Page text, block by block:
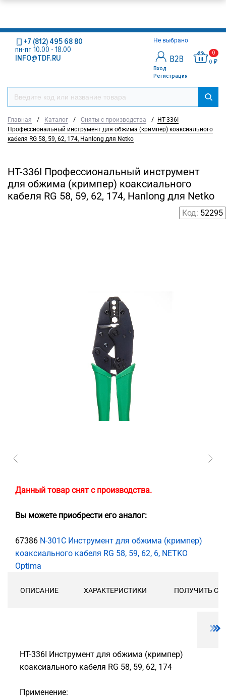
Не выбрано
Вход
Регистрация
0
0 ₽
+7 (812) 495 68 80
пн-пт 10.00 - 18.00
INFO@TDF.RU
Главная / Каталог / Сняты с производства /
HT-336I
Профессиональный инструмент для обжима (кримпер) коаксиального
кабеля RG 58, 59, 62, 174, Hanlong для Netko
HT-336I Профессиональный инструмент
для обжима (кримпер) коаксиального
кабеля RG 58, 59, 62, 174, Hanlong для Netko
Код: 52295
Данный товар снят с производства.
Вы можете приобрести его аналог:
67386 N-301C Инструмент для обжима (кримпер)
коаксиального кабеля RG 58, 59, 62, 6, NETKO
Optima
ОПИСАНИЕ ХАРАКТЕРИСТИКИ ПОЛУЧИТЬ
HT-336I Инструмент для обжима (кримпер)
коаксиального кабеля RG 58, 59, 62, 174
Применение: